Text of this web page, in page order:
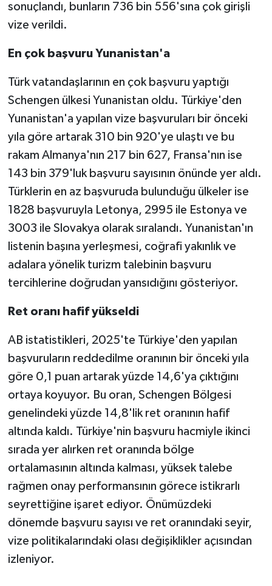
sonuçlandı, bunların 736 bin 556'sına çok girişli
vize verildi.
En çok başvuru Yunanistan'a
Türk vatandaşlarının en çok başvuru yaptığı
Schengen ülkesi Yunanistan oldu. Türkiye'den
Yunanistan'a yapılan vize başvuruları bir önceki
yıla göre artarak 310 bin 920'ye ulaştı ve bu
rakam Almanya'nın 217 bin 627, Fransa'nın ise
143 bin 379'luk başvuru sayısının önünde yer aldı.
Türklerin en az başvuruda bulunduğu ülkeler ise
1828 başvuruyla Letonya, 2995 ile Estonya ve
3003 ile Slovakya olarak sıralandı. Yunanistan'ın
listenin başına yerleşmesi, coğrafi yakınlık ve
adalara yönelik turizm talebinin başvuru
tercihlerine doğrudan yansıdığını gösteriyor.
Ret oranı hafif yükseldi
AB istatistikleri, 2025'te Türkiye'den yapılan
başvuruların reddedilme oranının bir önceki yıla
göre 0,1 puan artarak yüzde 14,6'ya çıktığını
ortaya koyuyor. Bu oran, Schengen Bölgesi
genelindeki yüzde 14,8'lik ret oranının hafif
altında kaldı. Türkiye'nin başvuru hacmiyle ikinci
sırada yer alırken ret oranında bölge
ortalamasının altında kalması, yüksek talebe
rağmen onay performansının görece istikrarlı
seyrettiğine işaret ediyor. Önümüzdeki
dönemde başvuru sayısı ve ret oranındaki seyir,
vize politikalarındaki olası değişiklikler açısından
izleniyor.